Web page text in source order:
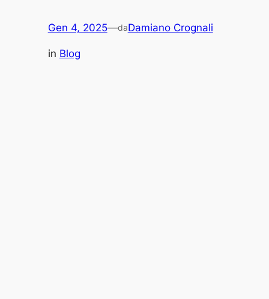
Gen 4, 2025—daDamiano Crognali
in Blog